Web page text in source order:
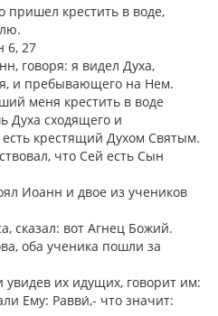
пришел крестить в воде,
6, 27
говоря: я видел Духа,
и пребывающего на Нем.
меня крестить в воде
Духа сходящего и
крестящий Духом Святым.
что Сей есть Сын
Иоанн и двое из учеников
сказал: вот Агнец Божий.
оба ученика пошли за
их идущих, говорит им:
Ему: Равви́,- что значит: